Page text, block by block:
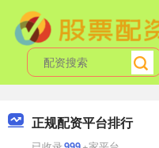
正规配资平台排行